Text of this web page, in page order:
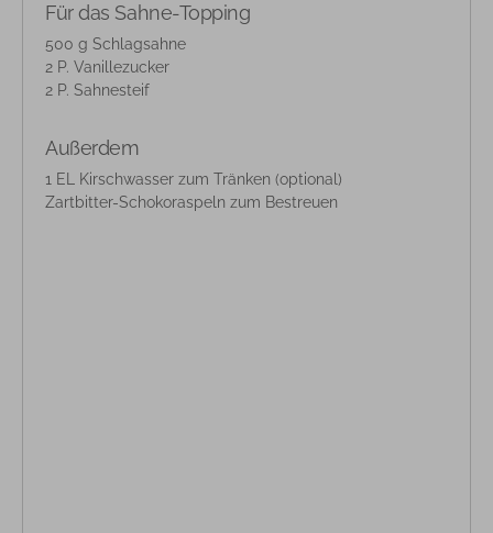
Für das Sahne-Topping
500 g Schlagsahne
2 P. Vanillezucker
2 P. Sahnesteif
Außerdem
1 EL Kirschwasser zum Tränken (optional)
Zartbitter-Schokoraspeln zum Bestreuen